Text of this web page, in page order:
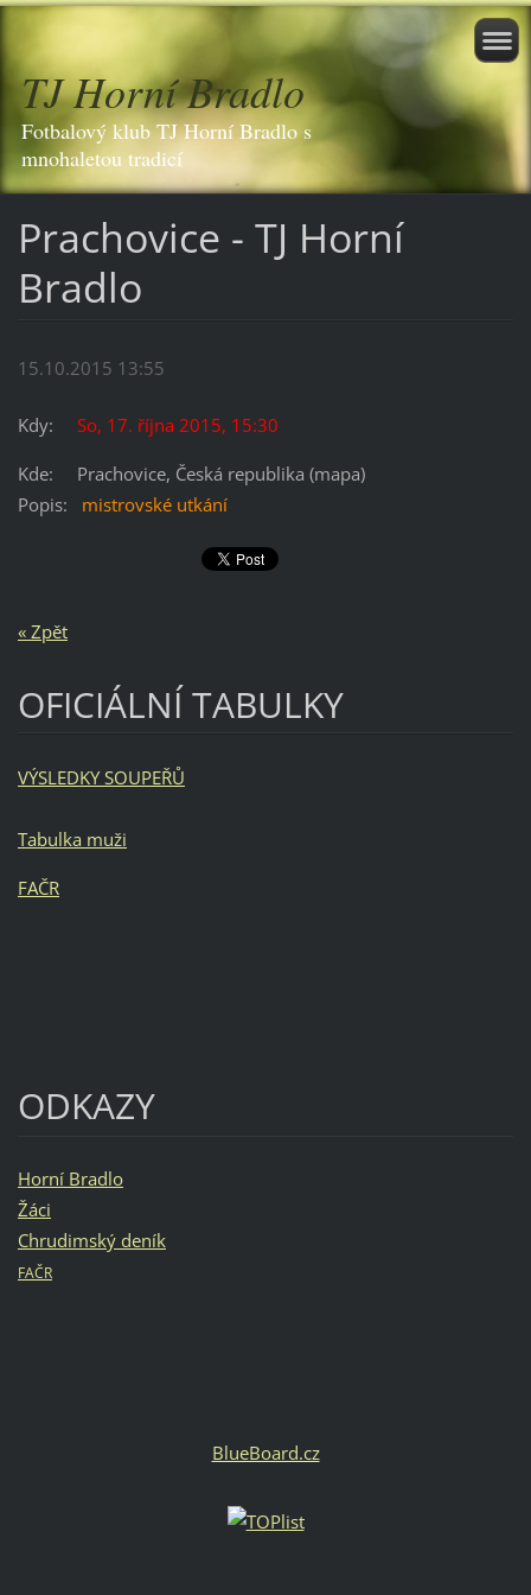
TJ Horní Bradlo
Fotbalový klub TJ Horní Bradlo s
mnohaletou tradicí
Prachovice - TJ Horní
Bradlo
15.10.2015 13:55
Kdy: So, 17. října 2015, 15:30
Kde: Prachovice, Česká republika (mapa)
Popis: mistrovské utkání
« Zpět
OFICIÁLNÍ TABULKY
VÝSLEDKY SOUPEŘŮ
Tabulka muži
FAČR
ODKAZY
Horní Bradlo
Žáci
Chrudimský deník
FAČR
BlueBoard.cz